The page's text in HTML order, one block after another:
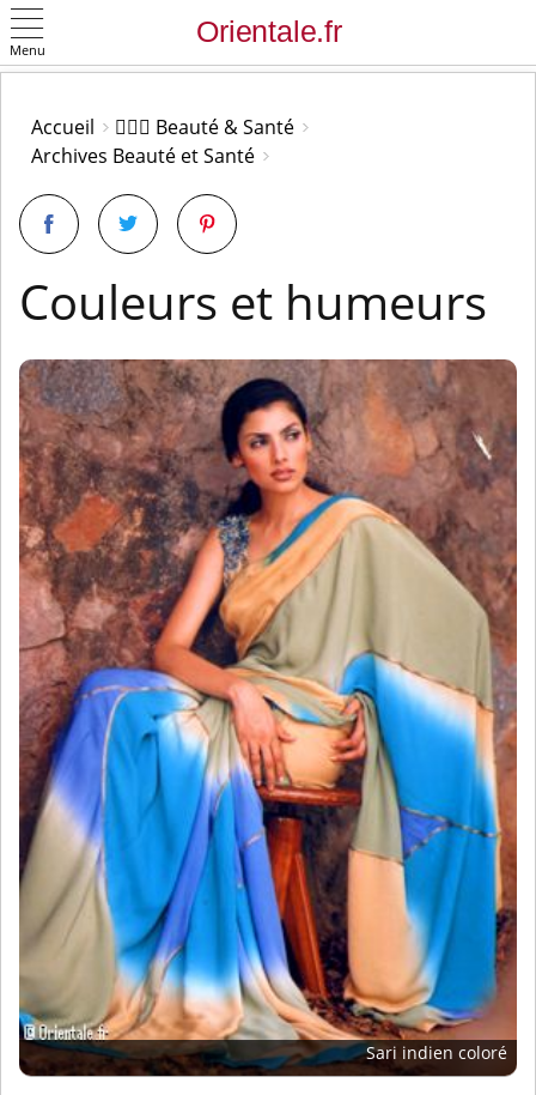
Menu
Accueil
👩🏻‍⚕️ Beauté & Santé
Archives Beauté et Santé
Couleurs et humeurs
Sari indien coloré